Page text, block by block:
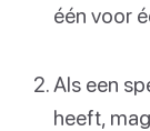
één voor
Als een
heeft,